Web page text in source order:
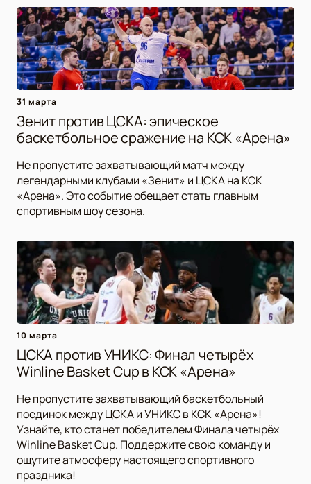
31 марта
Зенит против ЦСКА: эпическое
баскетбольное сражение на КСК «Арена»
Не пропустите захватывающий матч между
легендарными клубами «Зенит» и ЦСКА на КСК
«Арена». Это событие обещает стать главным
спортивным шоу сезона.
10 марта
ЦСКА против УНИКС: Финал четырёх
Winline Basket Cup в КСК «Арена»
Не пропустите захватывающий баскетбольный
поединок между ЦСКА и УНИКС в КСК «Арена»!
Узнайте, кто станет победителем Финала четырёх
Winline Basket Cup. Поддержите свою команду и
ощутите атмосферу настоящего спортивного
праздника!